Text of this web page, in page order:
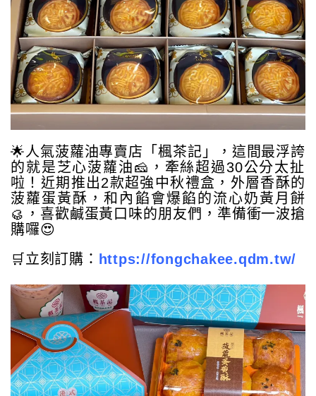
🌟人氣菠蘿油專賣店「楓茶記」，這間最浮誇
的就是芝心菠蘿油🧀️，牽絲超過30公分太扯
啦！近期推出2款超強中秋禮盒，外層香酥的
菠蘿蛋黃酥，和內餡會爆餡的流心奶黃月餅
🥮，喜歡鹹蛋黃口味的朋友們，準備衝一波搶
購囉😍
🛒立刻訂購： https://fongchakee.qdm.tw/